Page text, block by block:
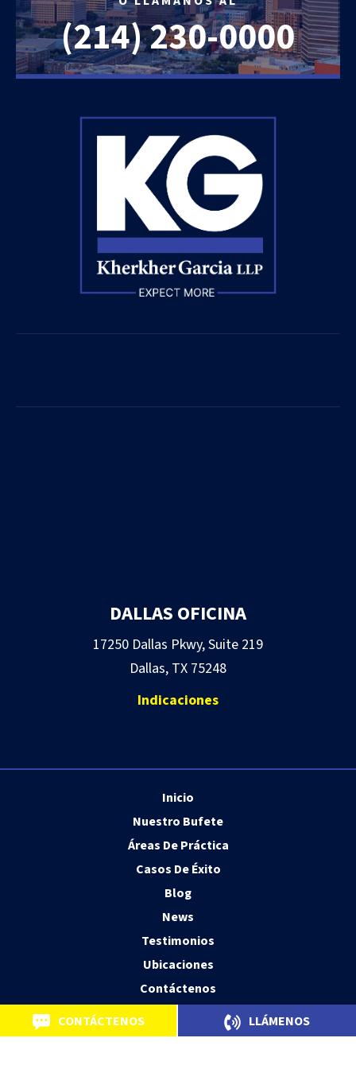
(214)230-0000
DALLAS OFICINA
17250 Dallas Pkwy, Suite 219
Dallas, TX 75248
Indicaciones
Inicio
Nuestro Bufete
Áreas De Práctica
Casos De Éxito
Blog
News
Testimonios
Ubicaciones
Contáctenos
CONTÁCTENOS LLÁMENOS